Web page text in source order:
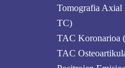
Tomografia
TC)
TAC Koronarioa
TAC